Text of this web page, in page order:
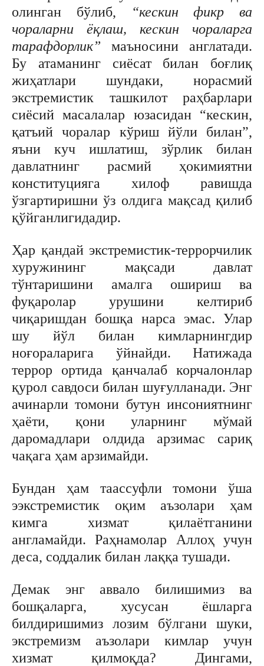
олинган бўлиб,
“кескин фикр ва
чораларни ёқлаш, кескин чораларга
тарафдорлик” маъносини англатади.
Бу атаманинг сиёсат билан боғлиқ
жиҳатлари шундаки, норасмий
экстремистик ташкилот раҳбарлари
сиёсий масалалар юзасидан “кескин,
қатъий чоралар кўриш йўли билан”,
яъни куч ишлатиш, зўрлик билан
давлатнинг расмий ҳокимиятни
конституцияга хилоф равишда
ўзгартиришни ўз олдига мақсад қилиб
қўйганлигидадир.
Ҳар қандай экстремистик-террорчилик
хуружининг мақсади давлат
тўнтаришини амалга ошириш ва
фуқаролар урушини келтириб
чиқаришдан бошқа нарса эмас. Улар
шу йўл билан кимларнингдир
ноғораларига ўйнайди. Натижада
террор ортида қанчалаб корчалонлар
қурол савдоси билан шуғулланади. Энг
ачинарли томони бутун инсониятнинг
ҳаёти, қони уларнинг мўмай
даромадлари олдида арзимас сариқ
чақага ҳам арзимайди.
Бундан ҳам таассуфли томони ўша
ээкстремистик оқим аъзолари ҳам
кимга хизмат қилаётганини
англамайди. Раҳнамолар Аллоҳ учун
деса, соддалик билан лаққа тушади.
Демак энг аввало билишимиз ва
бошқаларга, хусусан ёшларга
билдиришимиз лозим бўлгани шуки,
экстремизм аъзолари кимлар учун
хизмат қилмоқда? Дингами,